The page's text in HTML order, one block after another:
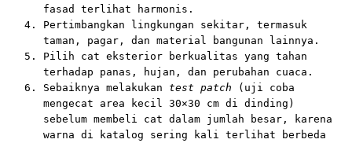
fasad terlihat harmonis.
Pertimbangkan lingkungan sekitar, termasuk
taman, pagar, dan material bangunan lainnya.
Pilih cat eksterior berkualitas yang tahan
terhadap panas, hujan, dan perubahan cuaca.
Sebaiknya melakukan test patch (uji coba
mengecat area kecil 30×30 cm di dinding)
sebelum membeli cat dalam jumlah besar, karena
warna di katalog sering kali terlihat berbeda